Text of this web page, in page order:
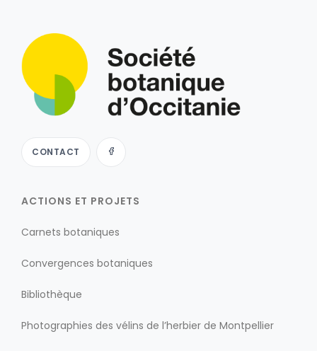
CONTACT
ACTIONS ET PROJETS
Carnets botaniques
Convergences botaniques
Bibliothèque
Photographies des vélins de l’herbier de Montpellier